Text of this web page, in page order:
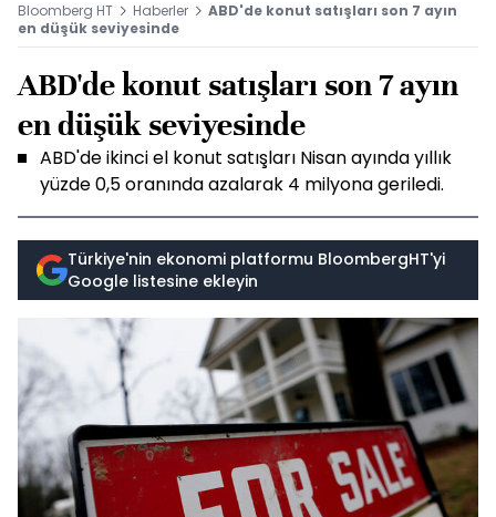
Bloomberg HT Haberler
ABD'de konut satışları son 7 ayın
en düşük seviyesinde
ABD'de konut satışları son 7 ayın
en düşük seviyesinde
ABD'de ikinci el konut satışları Nisan ayında yıllık
yüzde 0,5 oranında azalarak 4 milyona geriledi.
Türkiye'nin ekonomi platformu BloombergHT'yi
Google listesine ekleyin